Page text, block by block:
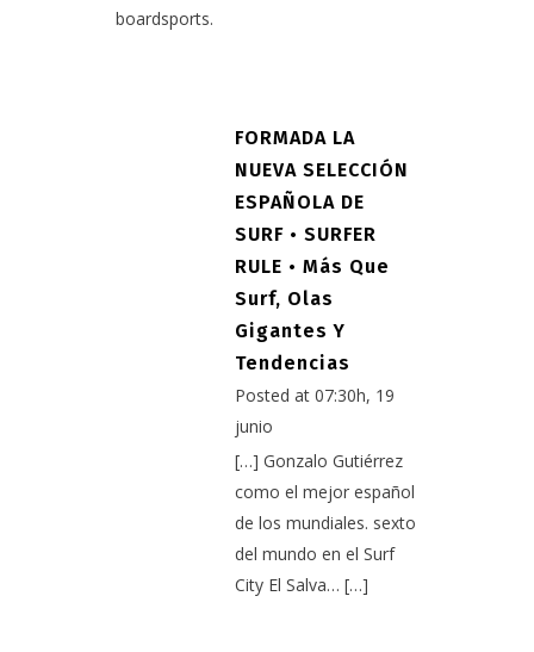
boardsports.
FORMADA LA
NUEVA SELECCIÓN
ESPAÑOLA DE
SURF • SURFER
RULE • Más Que
Surf, Olas
Gigantes Y
Tendencias
Posted at 07:30h, 19
junio
[…] Gonzalo Gutiérrez
como el mejor español
de los mundiales. sexto
del mundo en el Surf
City El Salva… […]